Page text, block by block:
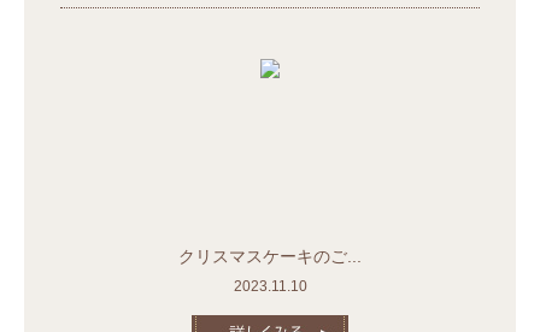
クリスマスケーキのご...
2023.11.10